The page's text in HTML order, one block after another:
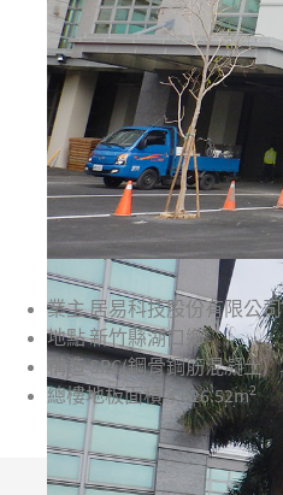
業主居易科技股份有限公司
地點新竹縣湖口鄉
構造SRC(鋼骨鋼筋混凝土)
總樓地板面積4,626.52m2